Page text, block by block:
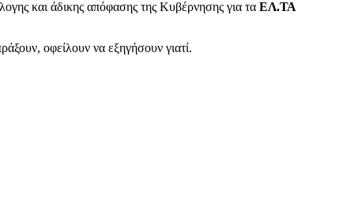
και άδικης απόφασης της Κυβέρνησης για τα ΕΛ.ΤΑ
οφείλουν να εξηγήσουν γιατί.